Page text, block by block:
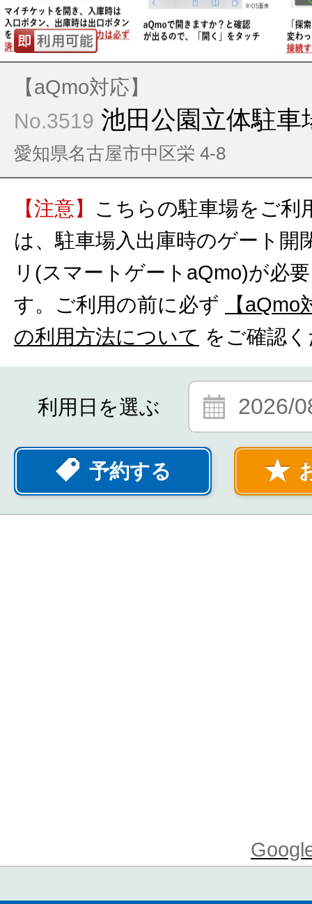
【aQmo対応】
No.3519 池田公園立体駐車
愛知県名古屋市中区栄 4-8
【注意】 こちらの駐車場をご利
は、駐車場入出庫時のゲート開
リ(スマートゲートaQmo)が必
す。ご利用の前に必ず
【
の利用方法について をご確認
利用日を選ぶ 2026/
予約する